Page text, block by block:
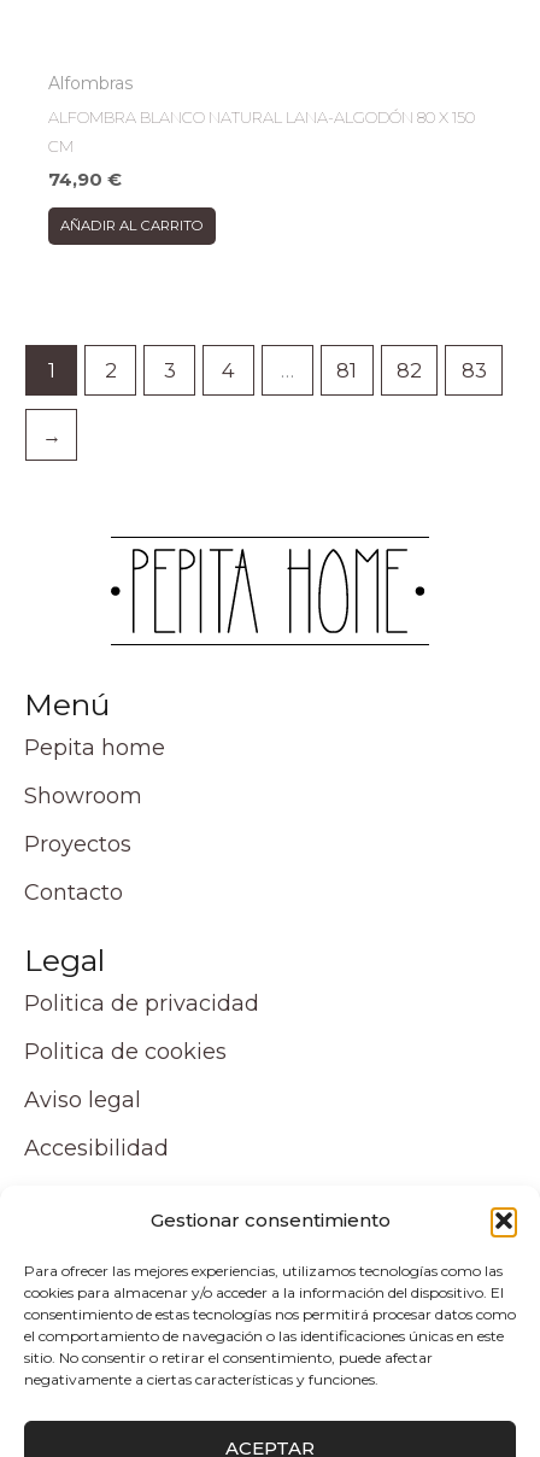
Gestionar consentimiento
Para ofrecer las mejores experiencias, utilizamos tecnologías como las
cookies para almacenar y/o acceder a la información del dispositivo. El
consentimiento de estas tecnologías nos permitirá procesar datos como
el comportamiento de navegación o las identificaciones únicas en este
sitio. No consentir o retirar el consentimiento, puede afectar
negativamente a ciertas características y funciones.
ACEPTAR
Alfombras
ALFOMBRA BLANCO NATURAL LANA-ALGODÓN 80 X 150
CM
74,90 €
AÑADIR AL CARRITO
1 2 3 4 … 81 82 83
→
Menú
Pepita home
Showroom
Proyectos
Contacto
Legal
Politica de privacidad
Politica de cookies
Aviso legal
Accesibilidad
Tu cuenta
Mi cuenta
Carrito
Pagos y envíos